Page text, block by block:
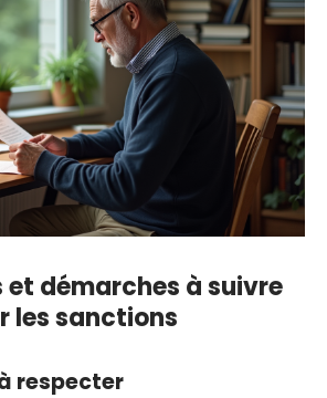
et démarches à suivre
les sanctions
respecter